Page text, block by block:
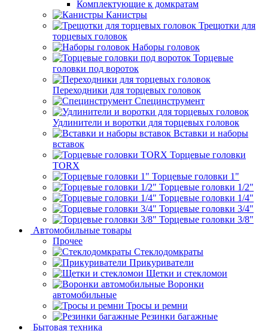
Комплектующие к домкратам
Канистры
Трещотки для
торцевых головок
Наборы головок
Торцевые
головки под вороток
Переходники для торцевых головок
Специнструмент
Удлинители и воротки для торцевых головок
Вставки и наборы
вставок
Торцевые головки
TORX
Торцевые головки 1"
Торцевые головки 1/2"
Торцевые головки 1/4"
Торцевые головки 3/4"
Торцевые головки 3/8"
Автомобильные товары
Прочее
Стеклодомкраты
Прикуриватели
Щетки и стекломои
Воронки
автомобильные
Тросы и ремни
Резинки багажные
Бытовая техника